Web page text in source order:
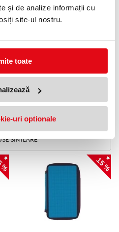
și de analize informații cu
site-ul nostru.
toate
uri optionale
Neechipate
3 compartimente
Rigid cu clapa
SIMILARE
15 %